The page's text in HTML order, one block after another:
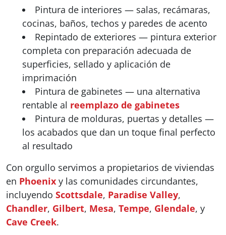
Pintura de interiores — salas, recámaras,
cocinas, baños, techos y paredes de acento
Repintado de exteriores — pintura exterior
completa con preparación adecuada de
superficies, sellado y aplicación de
imprimación
Pintura de gabinetes — una alternativa
rentable al reemplazo de gabinetes
Pintura de molduras, puertas y detalles —
los acabados que dan un toque final perfecto
al resultado
Con orgullo servimos a propietarios de viviendas
en Phoenix y las comunidades circundantes,
incluyendo Scottsdale, Paradise Valley,
Chandler, Gilbert, Mesa, Tempe, Glendale, y
Cave Creek.